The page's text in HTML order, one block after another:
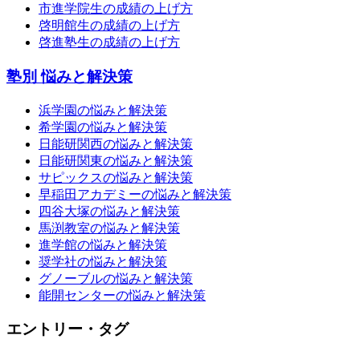
市進学院生の成績の上げ方
啓明館生の成績の上げ方
啓進塾生の成績の上げ方
塾別 悩みと解決策
浜学園の悩みと解決策
希学園の悩みと解決策
日能研関西の悩みと解決策
日能研関東の悩みと解決策
サピックスの悩みと解決策
早稲田アカデミーの悩みと解決策
四谷大塚の悩みと解決策
馬渕教室の悩みと解決策
進学館の悩みと解決策
奨学社の悩みと解決策
グノーブルの悩みと解決策
能開センターの悩みと解決策
エントリー・タグ